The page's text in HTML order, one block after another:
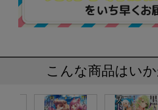
こんな商品はい